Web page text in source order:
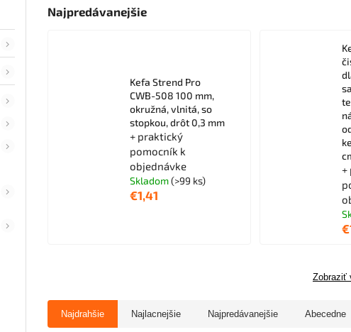
Najpredávanejšie
Kefa Strend Pro
CWB-508 100 mm,
okružná, vlnitá, so
stopkou, drôt 0,3 mm
+ praktický
pomocník k
objednávke
Skladom(>99 ks)
€1,41
+
Zobraziť
Najdrahšie Najlacnejšie Najpredávanejšie Abecedne